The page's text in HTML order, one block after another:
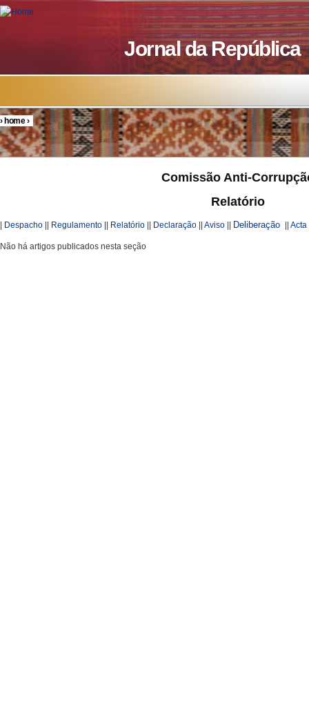
Skip to main content
Jornal da República
You are here
›home›
Comissão Anti-
Relatório
| Despacho || Regulamento || Relatório || Declaração || Aviso || Deliberação || Acta
Não há artigos publicados nesta seção